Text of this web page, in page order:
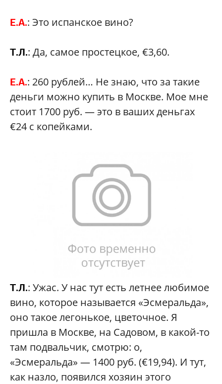
Е.А.: Это испанское вино?
Т.Л.: Да, самое простецкое, €3,60.
Е.А.: 260 рублей… Не знаю, что за такие
деньги можно купить в Москве. Мое мне
стоит 1700 руб. — это в ваших деньгах
€24 с копейками.
Т.Л.: Ужас. У нас тут есть летнее любимое
вино, которое называется «Эсмеральда»,
оно такое легонькое, цветочное. Я
пришла в Москве, на Садовом, в какой-то
там подвальчик, смотрю: о,
«Эсмеральда» — 1400 руб. (€19,94). И тут,
как назло, появился хозяин этого